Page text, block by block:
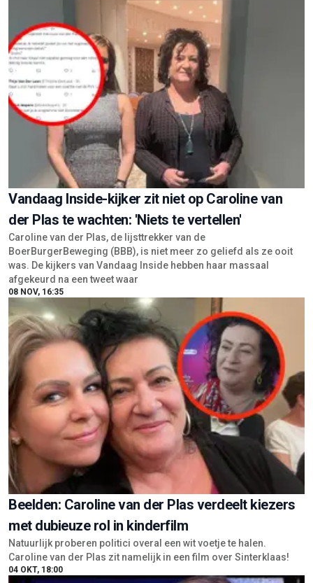
Vandaag Inside-kijker zit niet op Caroline van
der Plas te wachten: 'Niets te vertellen'
Caroline van der Plas, de lijsttrekker van de
BoerBurgerBeweging (BBB), is niet meer zo geliefd als ze ooit
was. De kijkers van Vandaag Inside hebben haar massaal
afgekeurd na een tweet waar
08 NOV, 16:35
Beelden: Caroline van der Plas verdeelt kiezers
met dubieuze rol in kinderfilm
Natuurlijk proberen politici overal een wit voetje te halen.
Caroline van der Plas zit namelijk in een film over Sinterklaas!
04 OKT, 18:00